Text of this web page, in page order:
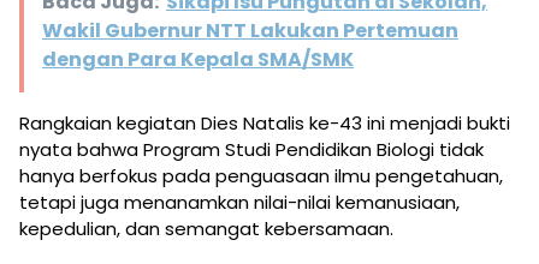
Wakil Gubernur NTT Lakukan Pertemuan
dengan Para Kepala SMA/SMK
Rangkaian kegiatan Dies Natalis ke-43 ini menjadi bukti
nyata bahwa Program Studi Pendidikan Biologi tidak
hanya berfokus pada penguasaan ilmu pengetahuan,
tetapi juga menanamkan nilai-nilai kemanusiaan,
kepedulian, dan semangat kebersamaan.